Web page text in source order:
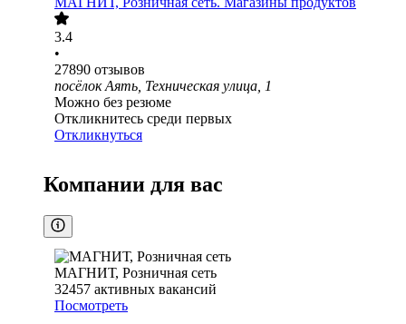
3.4
•
27890 отзывов
посёлок Аять, Техническая улица, 1
Можно без резюме
Откликнитесь среди первых
Откликнуться
Компании для вас
МАГНИТ, Розничная сеть
32457 активных вакансий
Посмотреть